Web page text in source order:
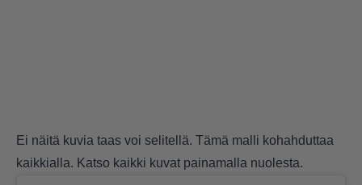
Ei näitä kuvia taas voi selitellä. Tämä malli kohahduttaa
kaikkialla. Katso kaikki kuvat painamalla nuolesta.